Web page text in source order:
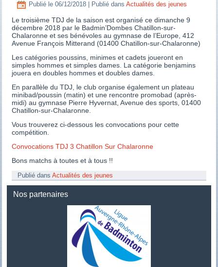
Publié le 06/12/2018 Publié dans Actualités des jeunes
Le troisième TDJ de la saison est organisé ce dimanche 9
décembre 2018 par le Badmin’Dombes Chatillon-sur-
Chalaronne et ses bénévoles au gymnase de l’Europe, 412
Avenue François Mitterand (01400 Chatillon-sur-Chalaronne)
Les catégories poussins, minimes et cadets joueront en
simples hommes et simples dames. La catégorie benjamins
jouera en doubles hommes et doubles dames.
En parallèle du TDJ, le club organise également un plateau
minibad/poussin (matin) et une rencontre promobad (après-
midi) au gymnase Pierre Hyvernat, Avenue des sports, 01400
Chatillon-sur-Chalaronne.
Vous trouverez ci-dessous les convocations pour cette
compétition.
Convocations TDJ 3 Chatillon Sur Chalaronne
Bons matchs à toutes et à tous !!
Publié dans Actualités des jeunes
Nos partenaires